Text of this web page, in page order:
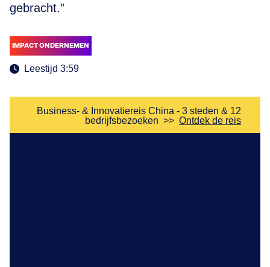
gebracht.”
IMPACT ONDERNEMEN
Leestijd 3:59
Business- & Innovatiereis China - 3 steden & 12
bedrijfsbezoeken >> Ontdek de reis